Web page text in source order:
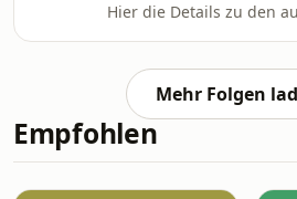
Hier die Details zu den
Switch für KI-Modelle
https://www.heise.de/
Politiker-fordern-Kill-
Modelle-11378276.html?
Mehr Folgen
Empfohlen